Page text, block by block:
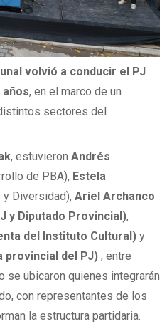
volvió a conducir el PJ
años, en el marco de un
sectores del
, estuvieron Andrés
de PBA), Estela
Diversidad), Ariel Archanco
y Diputado Provincial),
del Instituto Cultural) y
provincial del PJ) , entre
se ubicaron quienes integrarán
con representantes de los
la estructura partidaria.